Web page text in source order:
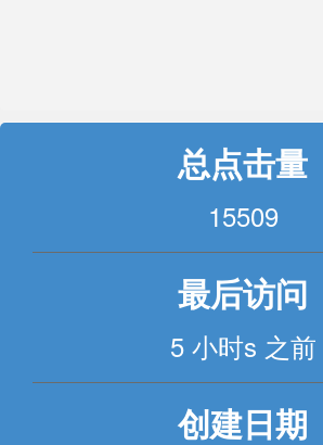
总点击量
15509
最后访问
5 小时s 之前
创建日期